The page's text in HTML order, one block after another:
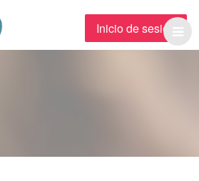
Inicio de sesión